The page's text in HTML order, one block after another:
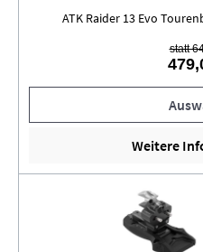
ATK Raider 13 Evo
statt
Weitere